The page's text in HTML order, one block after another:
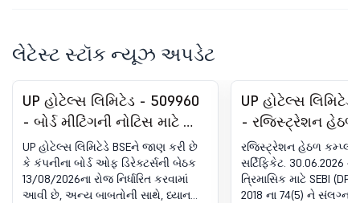
લેટેસ્ટ સ્ટૉક ન્યૂઝ અપડેટ
UP હોટેલ્સ લિમિટેડ - 509960
- બોર્ડ મીટિંગની નોટિસ માટે બોર્ડ
મીટિંગની સૂચના - ઑડિટ ન
કરેલ ત્રિમાસિક ફાઇનાન્શિયલ
પરિણામો - 30 જૂન, 2026
UP હોટેલ્સ લિમિટેડે BSEને જાણ કરી છે
કે કંપનીના બોર્ડ ઓફ ડિરેક્ટર્સની બેઠક
13/08/2026ના રોજ નિર્ધારિત કરવામાં
આવી છે, અન્ય બાબતોની સાથે, ધ્યાનમાં
UP હોટેલ્સ
- રજિસ્ટ્રેશન હેઠળ
અનુપાલન-
(DP) રેગ્યુલેશન્સ,
(5)
રજિસ્ટ્રેશન હેઠળ
સર્ટિફિકેટ. 30.06.2026
ત્રિમાસિક માટે SEBI
2018 ના 74(5) ને સંલગ્ન